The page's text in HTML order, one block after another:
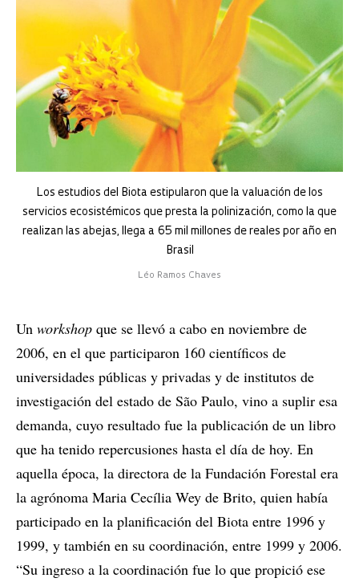
Los estudios del Biota estipularon que la valuación de los
servicios ecosistémicos que presta la polinización, como la que
realizan las abejas, llega a 65 mil millones de reales por año en
Brasil
Léo Ramos Chaves
Un workshop que se llevó a cabo en noviembre de
2006, en el que participaron 160 científicos de
universidades públicas y privadas y de institutos de
investigación del estado de São Paulo, vino a suplir esa
demanda, cuyo resultado fue la publicación de un libro
que ha tenido repercusiones hasta el día de hoy. En
aquella época, la directora de la Fundación Forestal era
la agrónoma Maria Cecília Wey de Brito, quien había
participado en la planificación del Biota entre 1996 y
1999, y también en su coordinación, entre 1999 y 2006.
“Su ingreso a la coordinación fue lo que propició ese